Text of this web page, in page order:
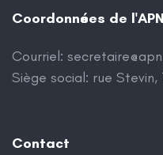
Coordonnées de
Courriel:
Siège social: rue Stevin,
Contact